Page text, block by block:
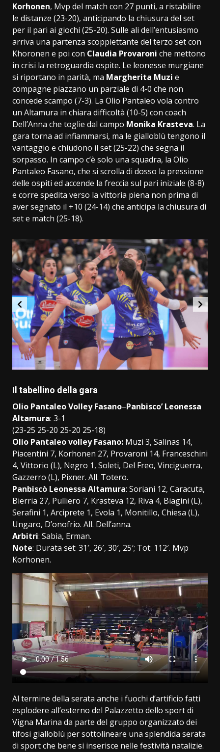
Korhonen, Mvp del match con 27 punti, a ristabilire
le distanze (23-20), anticipando la chiusura del set
per il pari ai giochi (25-20). Sulle ali dell’entusiasmo
arriva una partenza scoppiettante del terzo set con
Khoronen e poi con Claudia Provaroni che mettono
in crisi la retroguardia ospite. Le leonesse murgiane
si riportano in parità, ma Margherita Muzi e
compagne piazzano un parziale di 4-0 che non
concede scampo (7-3). La Olio Pantaleo vola contro
un Altamura in chiara difficoltà (10-5) con coach
Dell’Anna che toglie dal campo Monika Krasteva. La
gara torna ad infiammarsi, ma le gialloblù tengono il
vantaggio e chiudono il set (25-22) che segna il
sorpasso. In campo c’è solo una squadra, la Olio
Pantaleo Fasano, che si scrolla di dosso la pressione
delle ospiti ed accende la freccia sul pari iniziale (8-8)
e corre spedita verso la vittoria piena non prima di
aver segnato il +10 (24-14) che anticipa la chiusura di
set e match (25-18).
Il tabellino della gara
Olio Pantaleo Volley Fasano–Panbisco’ Leonessa
Altamura: 3-1
(23-25 25-20 25-20 25-18)
Olio Pantaleo volley Fasano: Muzi 3, Salinas 14,
Piacentini 7, Korhonen 27, Provaroni 14, Franceschini
4, Vittorio (L), Negro 1, Soleti, Del Freo, Vinciguerra,
Gazzerro (L), Pixner. All. Totero.
Panbiscò Leonessa Altamura: Soriani 12, Caracuta,
Bierria 27, Pulliero 7, Krasteva 12, Riva 4, Biagini (L),
Serafini 1, Arciprete 1, Evola 1, Monitillo, Chiesa (L),
Ungaro, D’onofrio. All. Dell’anna.
Arbitri: Sabia, Erman.
Note: Durata set: 31′, 26′, 30′, 25′; Tot: 112′. Mvp
Korhonen.
Al termine della serata anche i fuochi d’artificio fatti
esplodere all’esterno del Palazzetto dello sport di
Vigna Marina da parte del gruppo organizzato dei
tifosi gialloblù per sottolineare una splendida serata
di sport che bene si inserisce nelle festività natalizie.